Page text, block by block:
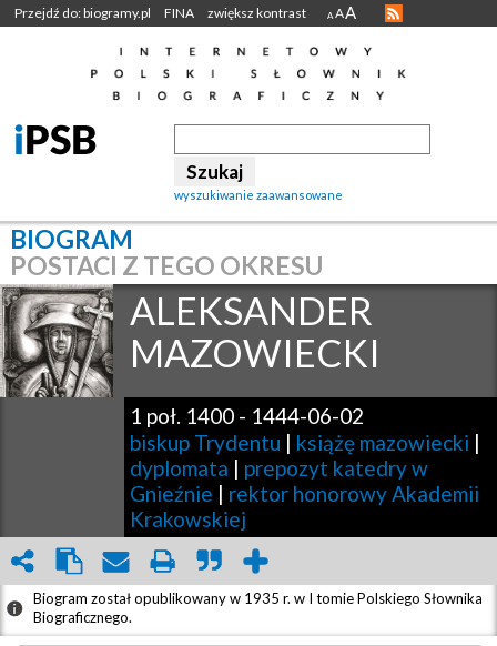
Przejdź do: biogramy.pl FINA zwiększ kontrast A AA
wyszukiwanie zaawansowane
BIOGRAM
POSTACI Z TEGO OKRESU
ALEKSANDER
MAZOWIECKI
1 poł. 1400 - 1444-06-02
biskup Trydentu | książę mazowiecki |
dyplomata | prepozyt katedry w
Gnieźnie | rektor honorowy Akademii
Krakowskiej
Biogram został opublikowany w 1935 r. w I tomie Polskiego Słownika
Biograficznego.